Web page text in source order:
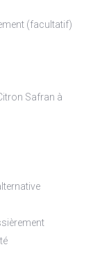
(facultatif)
Safran à